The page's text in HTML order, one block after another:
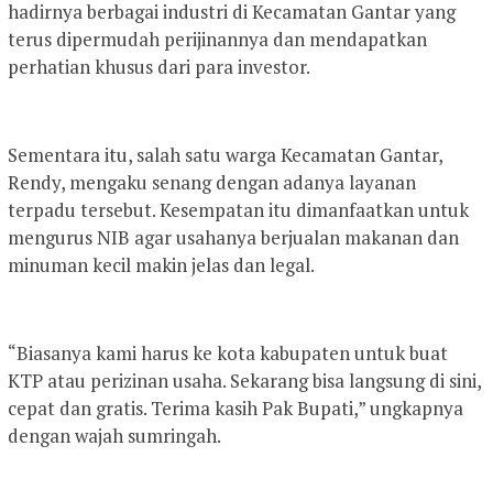
hadirnya berbagai industri di Kecamatan Gantar yang
terus dipermudah perijinannya dan mendapatkan
perhatian khusus dari para investor.
Sementara itu, salah satu warga Kecamatan Gantar,
Rendy, mengaku senang dengan adanya layanan
terpadu tersebut. Kesempatan itu dimanfaatkan untuk
mengurus NIB agar usahanya berjualan makanan dan
minuman kecil makin jelas dan legal.
“Biasanya kami harus ke kota kabupaten untuk buat
KTP atau perizinan usaha. Sekarang bisa langsung di sini,
cepat dan gratis. Terima kasih Pak Bupati,” ungkapnya
dengan wajah sumringah.